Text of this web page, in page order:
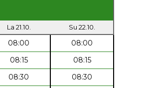
La 21.10. Su 22.10.
08:00
08:00
08:15
08:15
08:30
08:30